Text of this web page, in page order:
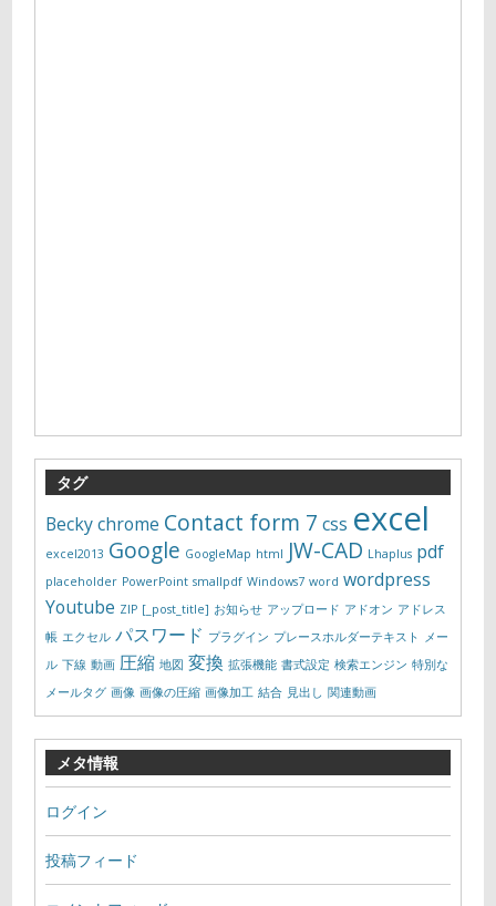
タグ
Beckychrome Contact form 7 css excel
excel2013 Google GoogleMap html JW-CAD Lhaplus pdf
placeholder PowerPoint smallpdf Windows7 word wordpress
Youtube ZIP [_post_title] お知らせ アップロード アドオン アドレス
帳 エクセル パスワード プラグイン プレースホルダーテキスト メー
ル 下線 動画 圧縮 地図 変換 拡張機能 書式設定 検索エンジン 特別な
メールタグ 画像 画像の圧縮 画像加工 結合 見出し 関連動画
メタ情報
ログイン
投稿フィード